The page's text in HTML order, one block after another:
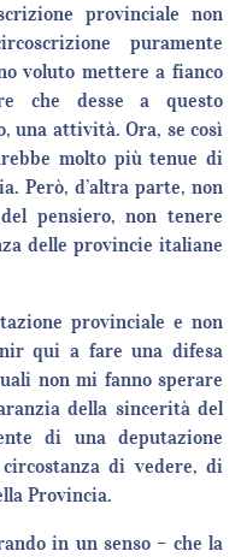
provinciale non
puramente
voluto mettere a fianco
che desse a questo
una attività. Ora, se così
molto più tenue di
Però, d’altra parte, non
pensiero, non tenere
delle provincie italiane
provinciale e non
qui a fare una difesa
non mi fanno sperare
della sincerità del
di una deputazione
di vedere, di
Provincia.
in un senso – che la